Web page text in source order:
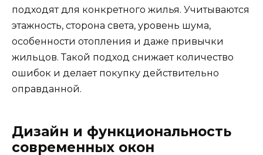
подходят для конкретного жилья. Учитываются
этажность, сторона света, уровень шума,
особенности отопления и даже привычки
жильцов. Такой подход снижает количество
ошибок и делает покупку действительно
оправданной.
Дизайн и функциональность
современных окон